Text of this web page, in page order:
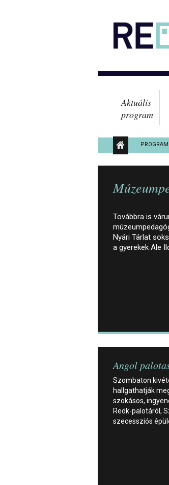
Aktuális
program
Továbbra is
Nyári Tárlat
a gyerekek Ale
Angol
Szombaton
hallgathatják
szokásos,
Reök-palotáról,
szecessziós